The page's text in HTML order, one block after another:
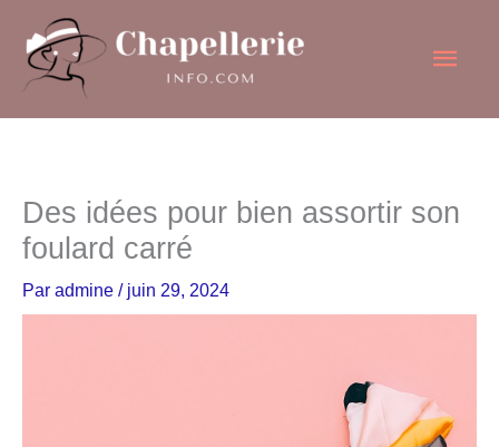
contenu
Des idées pour bien assortir son
foulard carré
Par admine / juin 29, 2024